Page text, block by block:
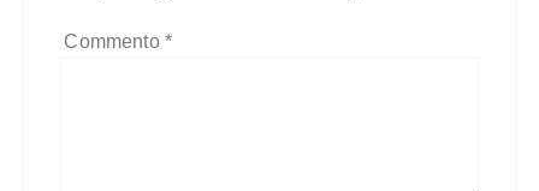
Commento *